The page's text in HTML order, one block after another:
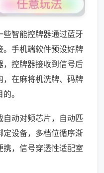
智能控牌器通过蓝牙
。手机端软件预设好牌
，控牌器接收到信号后
，在麻将机洗牌、码牌
。
动对频芯片，自动匹
定设备，多档位循序渐
，信号穿透性适配室